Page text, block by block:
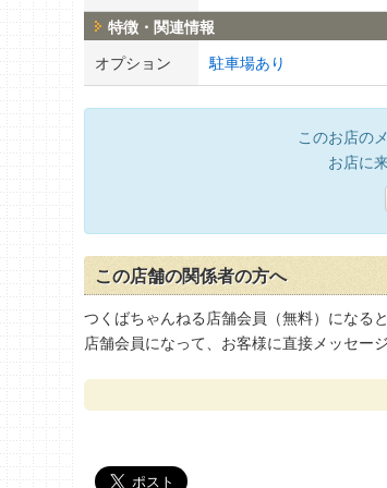
特徴・関連情報
オプション 駐車場あり
このお店の
お店に
この店舗の関係者の方へ
つくばちゃんねる店舗会員（無料）になる
店舗会員になって、お客様に直接メッセー